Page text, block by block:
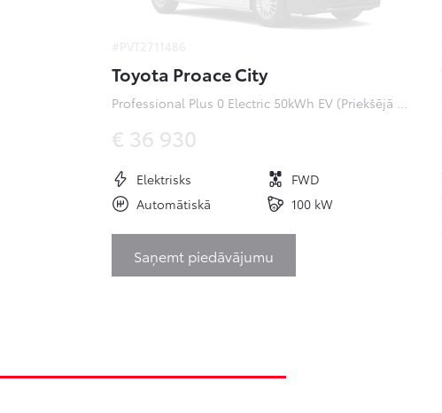
Toyota Proace City
Professional Plus 0 Electric 50kWh EV (Priekšējā piedziņa) (100 kW)
€ 36 930
Elektrisks
FWD
Automātiskā
100 kW
Saņemt piedāvājumu